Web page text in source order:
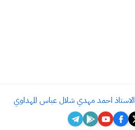
الاستاذ احمد مهدي شلال عباس المهداوي